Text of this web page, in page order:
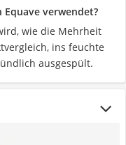
Equave verwendet?
wie die Mehrheit
ins feuchte
ausgespült.